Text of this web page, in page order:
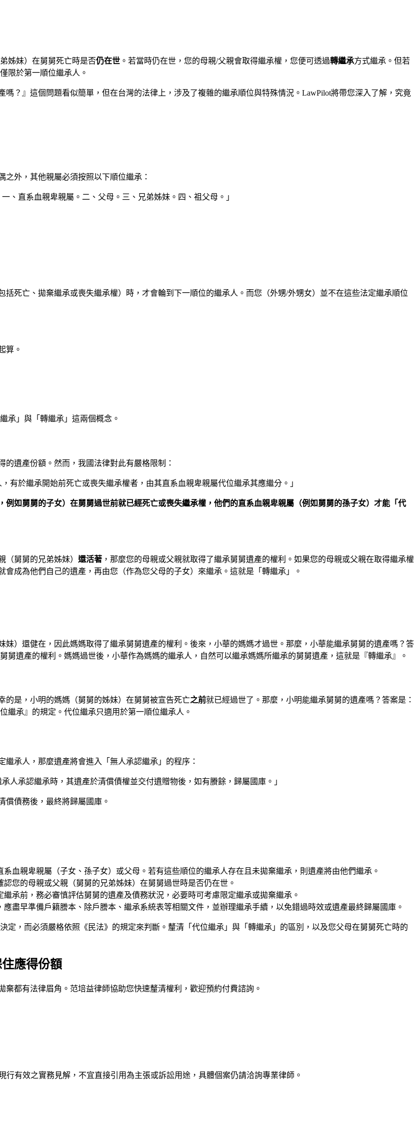
姊妹）在舅舅死亡時是否仍在世 。若當時仍在世，您的母親/父親會取得繼承權，您便可透過轉繼承方式繼承。但若
限於第一順位繼承人。
？』這個問題看似簡單，但在台灣的法律上，涉及了複雜的繼承順位與特殊情況。LawPilot將帶您深入了解，究竟
外，其他親屬必須按照以下順位繼承：
、直系血親卑親屬。二、父母。三、兄弟姊妹。四、祖父母。」
死亡、拋棄繼承或喪失繼承權）時，才會輪到下一順位的繼承人。而您（外甥/外甥女）並不在這些法定繼承順位
算。
承」與「轉繼承」這兩個概念。
的遺產份額。然而，我國法律對此有嚴格限制：
有於繼承開始前死亡或喪失繼承權者，由其直系血親卑親屬代位繼承其應繼分。」
例如舅舅的子女） 在舅舅過世前就已經死亡或喪失繼承權，他們的直系血親卑親屬（例如舅舅的孫子女）才能「代
（舅舅的兄弟姊妹） 還活著 ，那麼您的母親或父親就取得了繼承舅舅遺產的權利。如果您的母親或父親在取得繼承權
成為他們自己的遺產，再由您（作為您父母的子女）來繼承。這就是「轉繼承」。
）還健在，因此媽媽取得了繼承舅舅遺產的權利。後來，小華的媽媽才過世。那麼，小華能繼承舅舅的遺產嗎？答
舅遺產的權利。媽媽過世後，小華作為媽媽的繼承人，自然可以繼承媽媽所繼承的舅舅遺產，這就是『轉繼承』。
的是，小明的媽媽（舅舅的姊妹）在舅舅被宣告死亡之前就已經過世了。那麼，小明能繼承舅舅的遺產嗎？答案是：
繼承』的規定。代位繼承只適用於第一順位繼承人。
承人，那麼遺產將會進入「無人承認繼承」的程序：
人承認繼承時，其遺產於清償債權並交付遺贈物後，如有賸餘，歸屬國庫。」
償債務後，最終將歸屬國庫。
血親卑親屬（子女、孫子女）或父母。若有這些順位的繼承人存在且未拋棄繼承，則遺產將由他們繼承。
您的母親或父親（舅舅的兄弟姊妹）在舅舅過世時是否仍在世。
承前，務必審慎評估舅舅的遺產及債務狀況，必要時可考慮限定繼承或拋棄繼承。
盡早準備戶籍謄本、除戶謄本、繼承系統表等相關文件，並辦理繼承手續，以免錯過時效或遺產最終歸屬國庫。
定，而必須嚴格依照《民法》的規定來判斷。釐清「代位繼承」與「轉繼承」的區別，以及您父母在舅舅死亡時的
應得份額
棄都有法律眉角。 范培益律師協助您快速釐清權利，歡迎預約付費諮詢。
有效之實務見解，不宜直接引用為主張或訴訟用途，具體個案仍請洽詢專業律師。